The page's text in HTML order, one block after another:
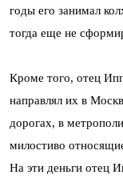
годы его занимал
тогда еще не
Кроме того, отец
направлял их в
дорогах, в
милостиво
На эти деньги отец